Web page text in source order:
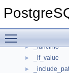
► _fdwInfo
► _funcInfo
► _if_value
►